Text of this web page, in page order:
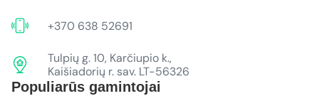
+370 638 52691
Tulpių g. 10, Karčiupio k.,
Kaišiadorių r. sav. LT-56326
Populiarūs gamintojai